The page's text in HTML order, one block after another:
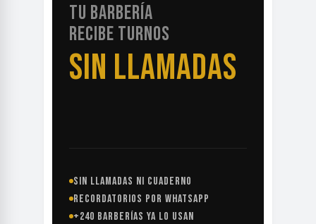
TU BARBERÍA
RECIBE TURNOS
SIN LLAMADAS
SIN LLAMADAS NI CUADERNO
RECORDATORIOS POR WHATSAPP
+240 BARBERÍAS YA LO USAN